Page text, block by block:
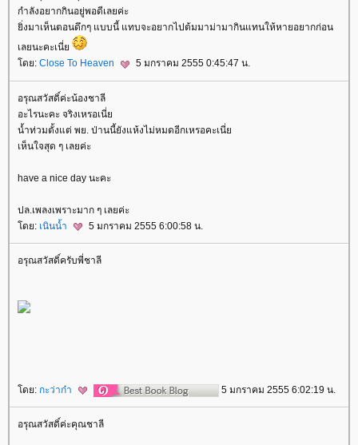
กำลังอยากกินอยู่พอดีเลยค่ะ
ิ่งมาเห็นตอนดึกๆ แบบนี้ แทบจะอยากไปต้มมาม่ามากินแทนให้หายอยากก่อน
เลยนะคะเนี่
ดย: Close To Heaven 5 มกราคม 2555 0:45:47 น.
อรุณสวัสดิ์ค่ะน้องชาลี
อะไรนะคะ จริงเหรอเนี่
น้ำท่วมตั้งแต่ พย. ป่านนี้ยังแห้งไม่หมดอีกเหรอคะเนี่
เห็นใจสุด ๆ เลยค่ะ
have a nice day นะคะ
ปล.เพลงเพราะมาก ๆ เลยค่ะ
ดย: เนินน้ำ 5 มกราคม 2555 6:00:58 น.
อรุณสวัสดิ์ครับพี่ชาลี
ดย: กะว่าก๋า 5 มกราคม 2555 6:02:19 น.
อรุณสวัสดิ์ค่ะคุณชาลี